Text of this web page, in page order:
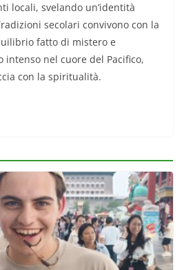
locali, svelando un’identità
secolari convivono con la
fatto di mistero e
intenso nel cuore del Pacifico,
con la spiritualità.